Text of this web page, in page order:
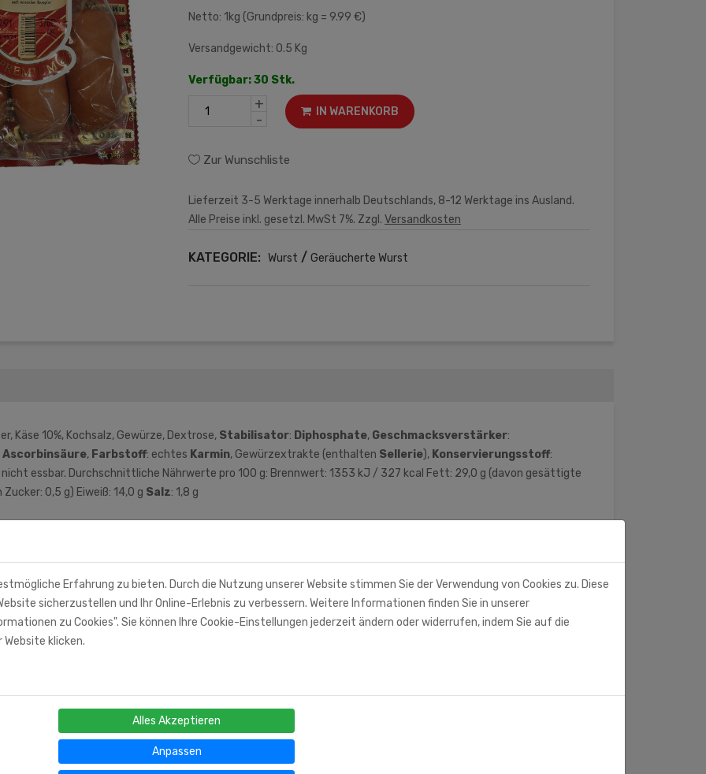
Netto: 1kg (Grundpreis: kg = 9.99 €)
Versandgewicht: 0.5 Kg
Verfügbar: 30 Stk.
+
-
IN WARENKORB
Zur Wunschliste
Lieferzeit 3-5 Werktage innerhalb Deutschlands, 8-12 Werktage ins Ausland.
Alle Preise inkl. gesetzl. MwSt 7%. Zzgl. Versandkosten
KATEGORIE: Wurst / Geräucherte Wurst
Käse 10%, Kochsalz, Gewürze, Dextrose, Stabilisator: Diphosphate, Geschmacksverstärker:
Ascorbinsäure, Farbstoff: echtes Karmin, Gewürzextrakte (enthalten Sellerie), Konservierungsstoff:
essbar. Durchschnittliche Nährwerte pro 100 g: Brennwert: 1353 kJ / 327 kcal Fett: 29,0 g (davon gesättigte
0,5 g) Eiweiß: 14,0 g Salz: 1,8 g
Hersteller)
Erfahrung zu bieten. Durch die Nutzung unserer Website stimmen Sie der Verwendung von Cookies zu. Diese
sicherzustellen und Ihr Online-Erlebnis zu verbessern. Weitere Informationen finden Sie in unserer
zu Cookies". Sie können Ihre Cookie-Einstellungen jederzeit ändern oder widerrufen, indem Sie auf die
klicken.
Alles Akzeptieren
Anpassen